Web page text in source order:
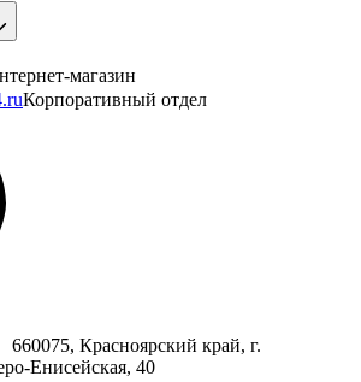
магазин
Корпоративный отдел
660075, Красноярский край, г.
40